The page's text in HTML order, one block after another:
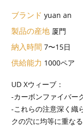
ブランドyuan an
製品の産地 厦門
納入時間7〜15日
供給能力 1000ペア
UD Xウィーブ：
-カーボンファイバー
-これらの注意深く織
クの穴に均等に重な